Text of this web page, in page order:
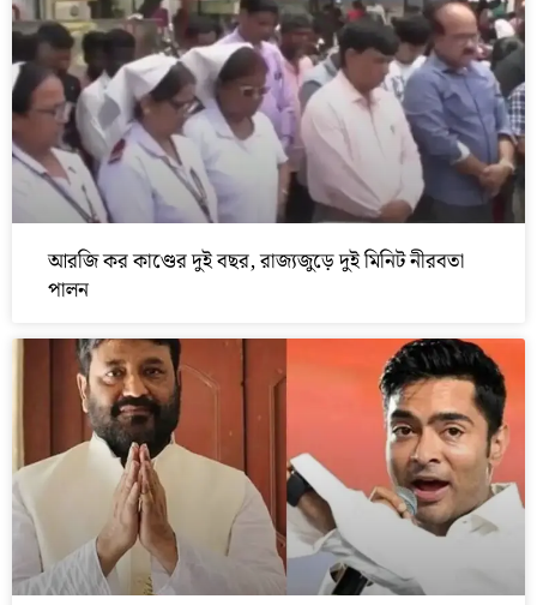
আরজি কর কাণ্ডের দুই বছর, রাজ্যজুড়ে দুই মিনিট নীরবতা
পালন